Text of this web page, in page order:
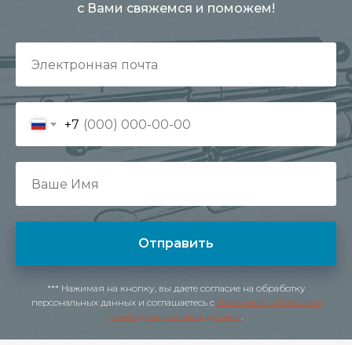
с Вами свяжемся и поможем!
+7
Отправить
*** Нажимая на кнопку, вы даете согласие на обработку
персональных данных и соглашаетесь c Политикой обработки
конфиденциальных данных.